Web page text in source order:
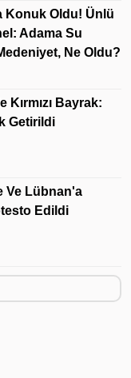
Konuk Oldu! Ünlü
Adama Su
Ne Oldu?
Bayrak:
Getirildi
Ve Lübnan'a
Edildi